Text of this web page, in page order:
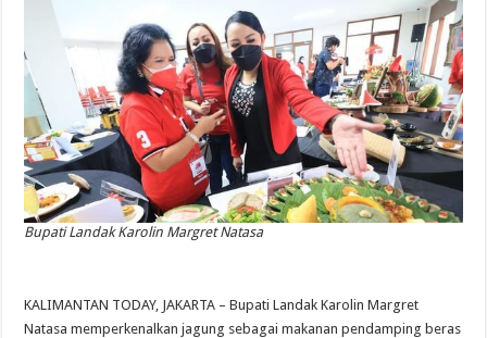
Bupati Landak Karolin Margret Natasa
KALIMANTAN TODAY, JAKARTA – Bupati Landak Karolin Margret
Natasa memperkenalkan jagung sebagai makanan pendamping beras